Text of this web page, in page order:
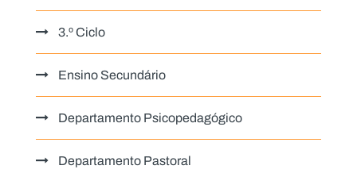
3.º Ciclo
Ensino Secundário
Departamento Psicopedagógico
Departamento Pastoral